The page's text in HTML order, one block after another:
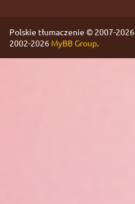
Polskie tłumaczenie © 2007-2026
2002-2026 MyBB Group.